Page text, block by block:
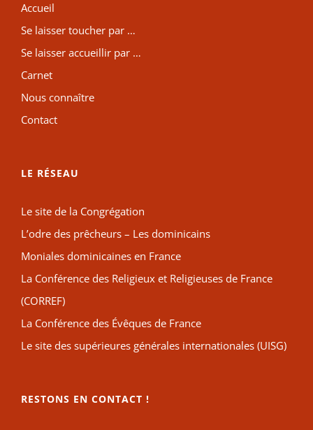
Accueil
Se laisser toucher par …
Se laisser accueillir par …
Carnet
Nous connaître
Contact
LE RÉSEAU
Le site de la Congrégation
L’odre des prêcheurs – Les dominicains
Moniales dominicaines en France
La Conférence des Religieux et Religieuses de France
(CORREF)
La Conférence des Évêques de France
Le site des supérieures générales internationales (UISG)
RESTONS EN CONTACT !